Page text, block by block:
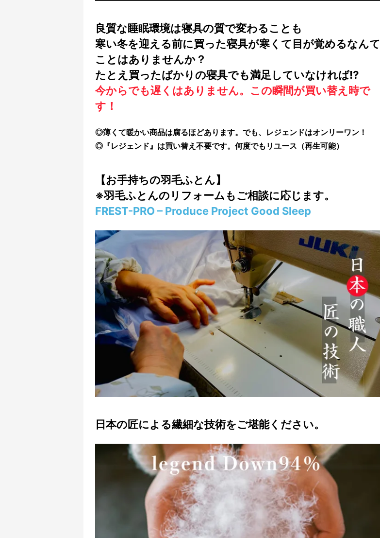
良質な睡眠環境は寝具の質で変わることも
寒い冬を迎える前に買った寝具が寒くて目が覚めるなんて
ことはありませんか？
たとえ買ったばかりの寝具でも満足していなければ⁉
今からでも遅くはありません。 この瞬間が買い替え時で
す！
◎薄くて暖かい商品は腐るほどあります。でも、レジェンドはオンリーワン！
◎『レジェンド』は買い替え不要です。何度でもリユース（再生可能）
【お手持ちの羽毛ふとん】
※羽毛ふとんのリフォームもご相談に応じます。
FREST-PRO – Produce Project Good Sleep
日本の匠による繊細な技術をご堪能ください。